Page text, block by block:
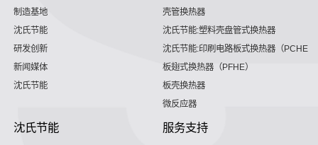
制造基地
沈氏节能
研发创新
新闻媒体
沈氏节能
壳管换热器
沈氏节能:塑料壳盘管式换热器
沈氏节能:印刷电路板式换热器（PCHE）
板翅式换热器（PFHE）
板壳换热器
微反应器
沈氏节能 服务支持